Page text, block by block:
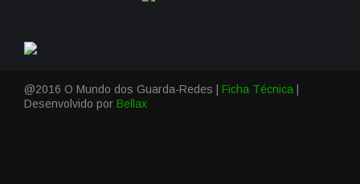
@2016 O Mundo dos Guarda-Redes | Ficha Técnica
Desenvolvido por Bellax